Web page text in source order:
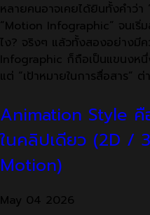
หลายคนอาจเคยได้ยินทั้งคำว่า
“Motion Infographic” จนเริ่
ไง? จริงๆ แล้วทั้งสองอย่างมี
Infographic ก็ถือเป็นแขนงห
แต่ “เป้าหมายในการสื่อสาร”
Animation Style คื
ในคลิปเดียว (2D /
Motion)
May 04 2026